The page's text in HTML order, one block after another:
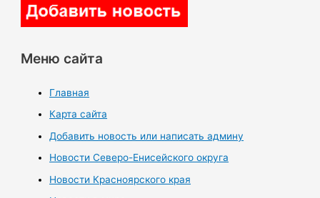
Меню сайта
Главная
Карта сайта
Добавить новость или написать админу
Новости Северо-Енисейского округа
Новости Красноярского края